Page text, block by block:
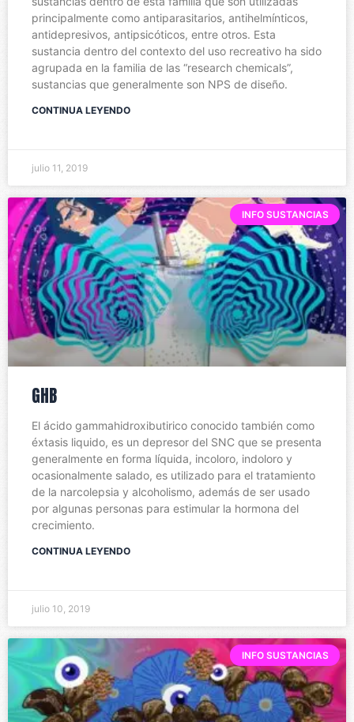
principalmente como antiparasitarios, antihelmínticos,
antidepresivos, antipsicóticos, entre otros. Esta
sustancia dentro del contexto del uso recreativo ha sido
agrupada en la familia de las “research chemicals”,
sustancias que generalmente son NPS de diseño.
CONTINUA LEYENDO
julio 11, 2019
INFO SUSTANCIAS
GHB
El ácido gammahidroxibutirico conocido también como
éxtasis liquido, es un depresor del SNC que se presenta
generalmente en forma líquida, incoloro, indoloro y
ocasionalmente salado, es utilizado para el tratamiento
de la narcolepsia y alcoholismo, además de ser usado
por algunas personas para estimular la hormona del
crecimiento.
CONTINUA LEYENDO
julio 10, 2019
INFO SUSTANCIAS